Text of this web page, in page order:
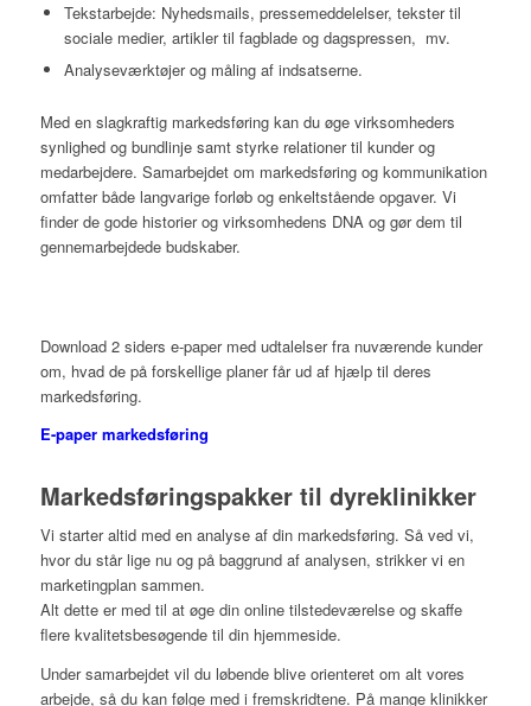
Tekstarbejde: Nyhedsmails, pressemeddelelser, tekster til
sociale medier, artikler til fagblade og dagspressen, mv.
Analyseværktøjer og måling af indsatserne.
Med en slagkraftig markedsføring kan du øge virksomheders
synlighed og bundlinje samt styrke relationer til kunder og
medarbejdere. Samarbejdet om markedsføring og kommunikation
omfatter både langvarige forløb og enkeltstående opgaver. Vi
finder de gode historier og virksomhedens DNA og gør dem til
gennemarbejdede budskaber.
Download 2 siders e-paper med udtalelser fra nuværende kunder
om, hvad de på forskellige planer får ud af hjælp til deres
markedsføring.
E-paper markedsføring
Markedsføringspakker til dyreklinikker
Vi starter altid med en analyse af din markedsføring. Så ved vi,
hvor du står lige nu og på baggrund af analysen, strikker vi en
marketingplan sammen.
Alt dette er med til at øge din online tilstedeværelse og skaffe
flere kvalitetsbesøgende til din hjemmeside.
Under samarbejdet vil du løbende blive orienteretom alt vores
arbejde, så du kan følge med i fremskridtene. På mange klinikker